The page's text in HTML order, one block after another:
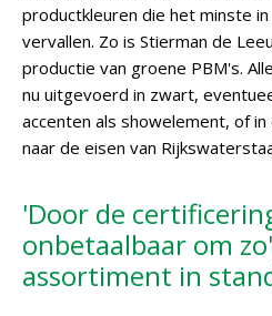
productkleuren die het minste
vervallen. Zo is Stierman de
productie van groene PBM's.
nu uitgevoerd in zwart,
accenten als showelement, of
naar de eisen van
'Door de
onbetaalbaar om
assortiment in